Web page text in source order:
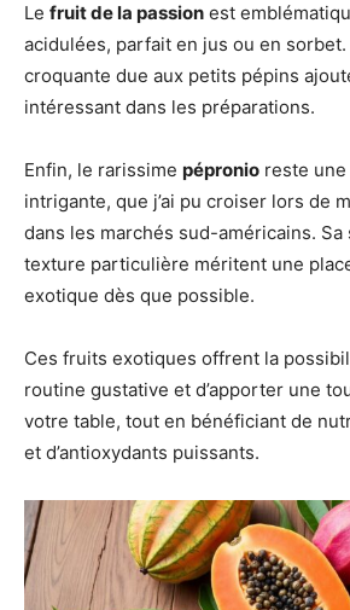
Le fruit de la passion est
acidulées, parfait en jus ou en
croquante due aux petits pépins
intéressant dans les préparations.
Enfin, le rarissime pépronio reste
intrigante, que j’ai pu croiser lors de
dans les marchés sud-américains.
texture particulière méritent une
exotique dès que possible.
Ces fruits exotiques offrent la
routine gustative et d’apporter une
votre table, tout en bénéficiant de
et d’antioxydants puissants.